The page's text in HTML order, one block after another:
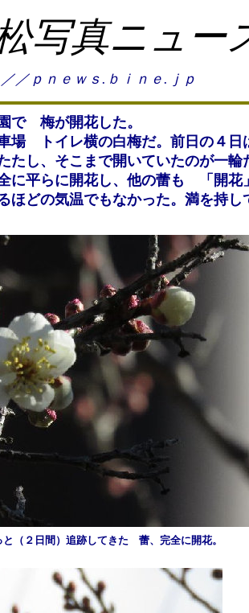
写真ニュー
／ｐｎｅｗｓ.ｂｉｎｅ.ｊｐ
で 梅が開花した。
場 トイレ横の白梅だ。前日の４
たし、そこまで開いていたのが一輪
に平らに開花し、他の蕾も 「開
ほどの気温でもなかった。満を持
と（２日間）追跡してきた 蕾、完全に開花。